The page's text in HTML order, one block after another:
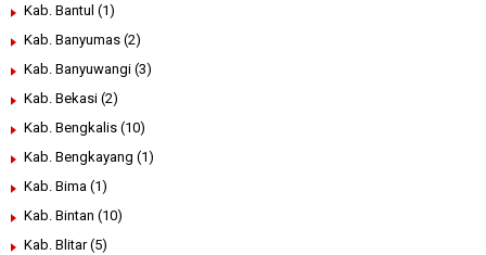
Kab. Bantul (1)
Kab. Banyumas (2)
Kab. Banyuwangi (3)
Kab. Bekasi (2)
Kab. Bengkalis (10)
Kab. Bengkayang (1)
Kab. Bima (1)
Kab. Bintan (10)
Kab. Blitar (5)